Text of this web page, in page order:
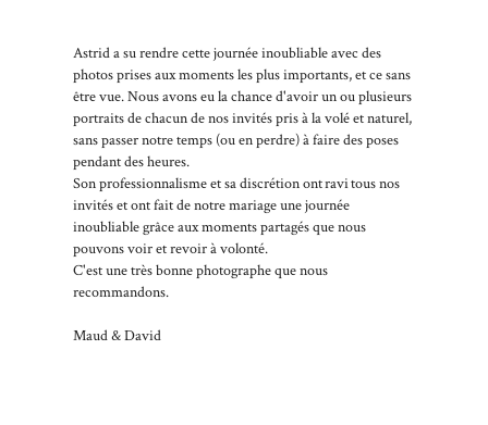
Astrid a su rendre cette journée inoubliable avec des
photos prises aux moments les plus importants, et ce sans
être vue. Nous avons eu la chance d'avoir un ou plusieurs
portraits de chacun de nos invités pris à la volé et naturel,
sans passer notre temps (ou en perdre) à faire des poses
pendant des heures.
Son professionnalisme et sa discrétion ont ravi tous nos
invités et ont fait de notre mariage une journée
inoubliable grâce aux moments partagés que nous
pouvons voir et revoir à volonté.
C'est une très bonne photographe que nous
recommandons.
Maud & David